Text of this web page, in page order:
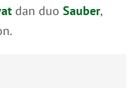
dan duo Sauber,